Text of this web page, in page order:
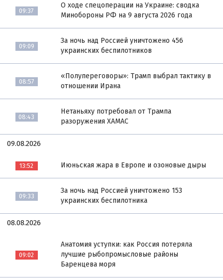
09:37
О ходе спецоперации на Украине: сводка
Минобороны РФ на 9 августа 2026 года
09:09
За ночь над Россией уничтожено 456
украинских беспилотников
08:57
«Полупереговоры»: Трамп выбрал тактику в
отношении Ирана
08:43
Нетаньяху потребовал от Трампа
разоружения ХАМАС
09.08.2026
13:52 Июньская жара в Европе и озоновые дыры
09:33
За ночь над Россией уничтожено 153
украинских беспилотника
08.08.2026
09:02
Анатомия уступки: как Россия потеряла
лучшие рыбопромысловые районы
Баренцева моря